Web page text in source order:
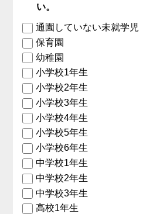
い。
通園していない未就学児
保育園
幼稚園
小学校1年生
小学校2年生
小学校3年生
小学校4年生
小学校5年生
小学校6年生
中学校1年生
中学校2年生
中学校3年生
高校1年生